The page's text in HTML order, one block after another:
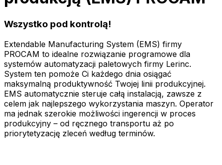
Wszystko pod kontrolą!
Extendable Manufacturing System (EMS) firmy
PROCAM to idealne rozwiązanie programowe dla
systemów automatyzacji paletowych firmy Lerinc.
System ten pomoże Ci każdego dnia osiągać
maksymalną produktywność Twojej linii produkcyjnej.
EMS automatycznie steruje całą instalacją, zawsze z
celem jak najlepszego wykorzystania maszyn. Operator
ma jednak szerokie możliwości ingerencji w proces
produkcyjny – od ręcznego transportu aż po
priorytetyzację zleceń według terminów.